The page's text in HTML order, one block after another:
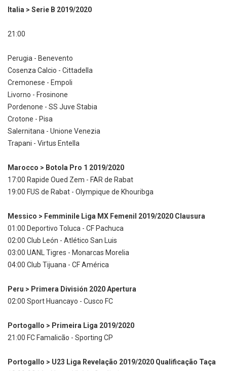
Italia > Serie B 2019/2020
21:00
Perugia - Benevento
Cosenza Calcio - Cittadella
Cremonese - Empoli
Livorno - Frosinone
Pordenone - SS Juve Stabia
Crotone - Pisa
Salernitana - Unione Venezia
Trapani - Virtus Entella
Marocco > Botola Pro 1 2019/2020
17:00 Rapide Oued Zem - FAR de Rabat
19:00 FUS de Rabat - Olympique de Khouribga
Messico > Femminile Liga MX Femenil 2019/2020 Clausura
01:00 Deportivo Toluca - CF Pachuca
02:00 Club León - Atlético San Luis
03:00 UANL Tigres - Monarcas Morelia
04:00 Club Tijuana - CF América
Peru > Primera División 2020 Apertura
02:00 Sport Huancayo - Cusco FC
Portogallo > Primeira Liga 2019/2020
21:00 FC Famalicão - Sporting CP
Portogallo > U23 Liga Revelação 2019/2020 Qualificação Taça